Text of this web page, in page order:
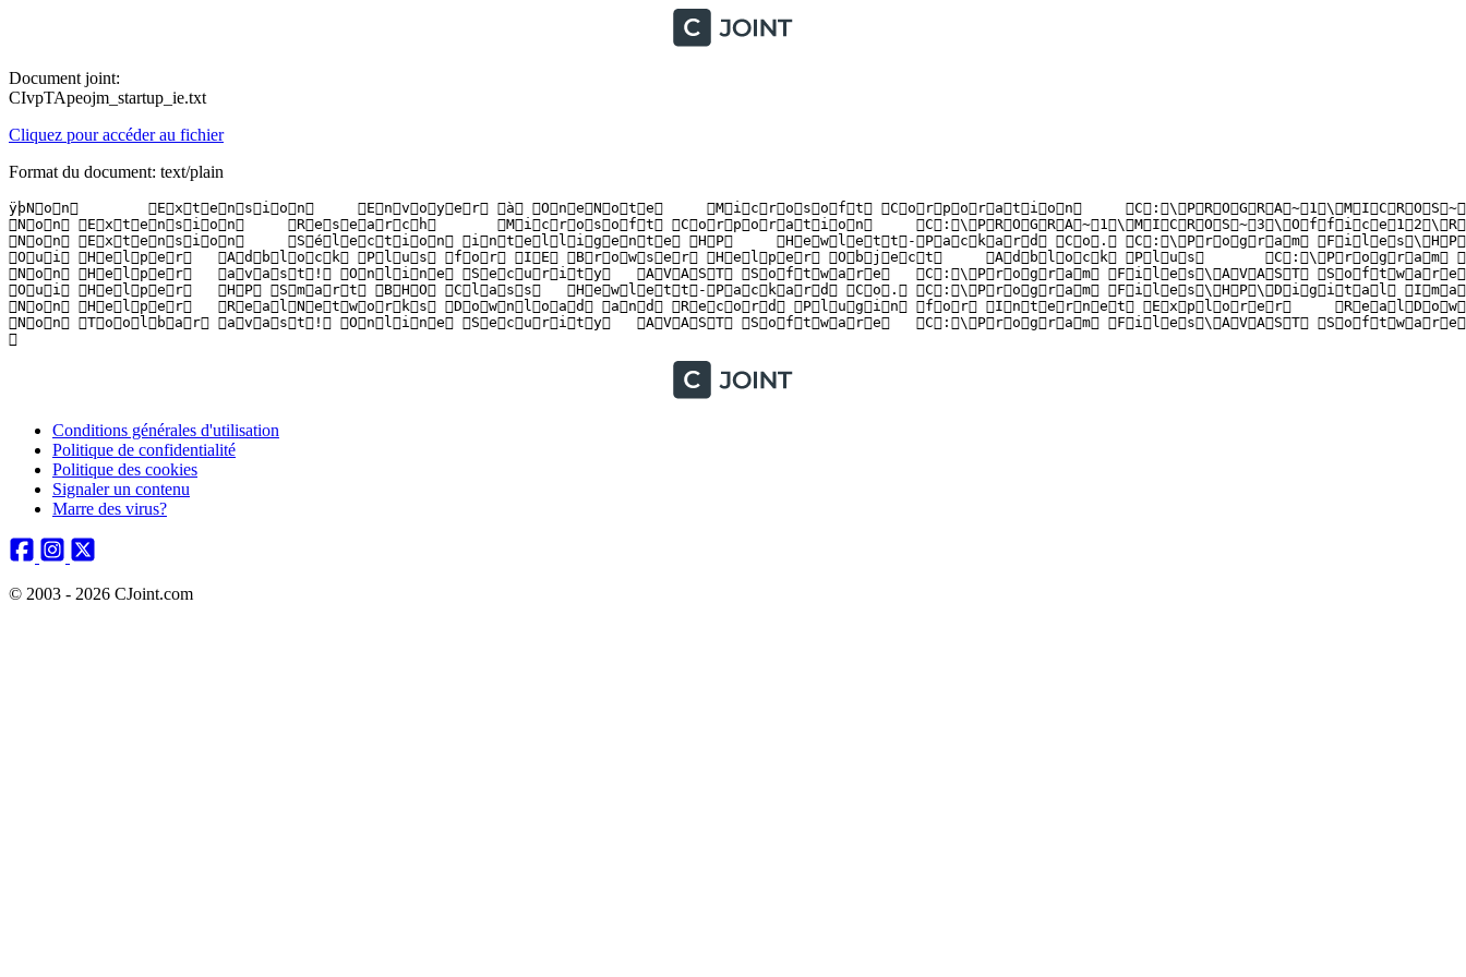
Document joint:
CIvpTApeojm_startup_ie.txt
Cliquez pour accéder au fichier
Format du document: text/plain
ÿþN o n 	 E x t e n s i o n 	 E n v o y e r   à   O n e N o t e 	 M i c r o s o f t   C o r p o r a t i o n 	 C : \ P R O G R A ~ 1 \ M I C R O S ~ 3 \ O f f i c e 1 2 \ O N B t t n I E . d l l  
 N o n 	 E x t e n s i o n 	 R e s e a r c h 	 M i c r o s o f t   C o r p o r a t i o n 	 C : \ P R O G R A ~ 1 \ M I C R O S ~ 3 \ O f f i c e 1 2 \ R E F I E B A R . D L L  
 N o n 	 E x t e n s i o n 	 S é l e c t i o n   i n t e l l i g e n t e   H P 	 H e w l e t t - P a c k a r d   C o . 	 C : \ P r o g r a m   F i l e s \ H P \ D i g i t a l   I m a g i n g \ S m a r t   W e b   P r i n t i n g \ h p s w p _ B H O . d l l  
 O u i 	 H e l p e r 	 A d b l o c k   P l u s   f o r   I E   B r o w s e r   H e l p e r   O b j e c t 	 A d b l o c k   P l u s 	 C : \ P r o g r a m   F i l e s \ A d b l o c k   P l u s   f o r   I E \ A d b l o c k P l u s 3 2 . d l l  
 N o n 	 H e l p e r 	 a v a s t !   O n l i n e   S e c u r i t y 	 A V A S T   S o f t w a r e 	 C : \ P r o g r a m   F i l e s \ A V A S T   S o f t w a r e \ A v a s t \ a s w W e b R e p I E . d l l  
 O u i 	 H e l p e r 	 H P   S m a r t   B H O   C l a s s 	 H e w l e t t - P a c k a r d   C o . 	 C : \ P r o g r a m   F i l e s \ H P \ D i g i t a l   I m a g i n g \ S m a r t   W e b   P r i n t i n g \ h p s w p _ B H O . d l l  
 N o n 	 H e l p e r 	 R e a l N e t w o r k s   D o w n l o a d   a n d   R e c o r d   P l u g i n   f o r   I n t e r n e t   E x p l o r e r 	 R e a l D o w n l o a d e r 	 C : \ P r o g r a m D a t a \ R e a l N e t w o r k s \ R e a l D o w n l o a d e r \ B r o w s e r P l u g i n s \ I E \ r n d l b r o w s e r r e c o r d p l u g i n . d l l  
 N o n 	 T o o l b a r 	 a v a s t !   O n l i n e   S e c u r i t y 	 A V A S T   S o f t w a r e 	 C : \ P r o g r a m   F i l e s \ A V A S T   S o f t w a r e \ A v a s t \ a s w W e b R e p I E . d l l  
 
Conditions générales d'utilisation
Politique de confidentialité
Politique des cookies
Signaler un contenu
Marre des virus?
© 2003 - 2026 CJoint.com